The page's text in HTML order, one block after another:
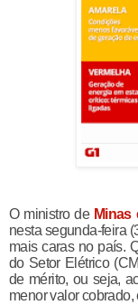
O ministro de Minas
nesta segunda-feira
mais caras no país.
do Setor Elétrico
de mérito, ou seja,
menor valor